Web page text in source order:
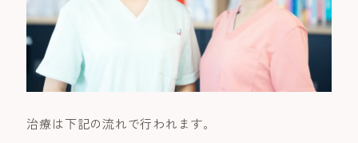
治療は下記の流れで行われます。